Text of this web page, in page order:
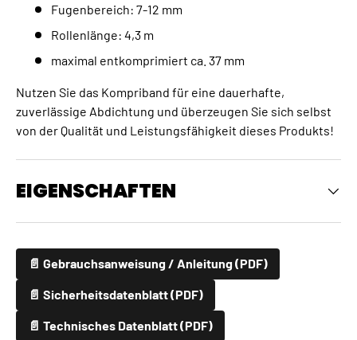
Fugenbereich: 7-12 mm
Rollenlänge: 4,3 m
maximal entkomprimiert ca. 37 mm
Nutzen Sie das Kompriband für eine dauerhafte,
zuverlässige Abdichtung und überzeugen Sie sich selbst
von der Qualität und Leistungsfähigkeit dieses Produkts!
EIGENSCHAFTEN
📄 Gebrauchsanweisung / Anleitung (PDF)
📄 Sicherheitsdatenblatt (PDF)
📄 Technisches Datenblatt (PDF)